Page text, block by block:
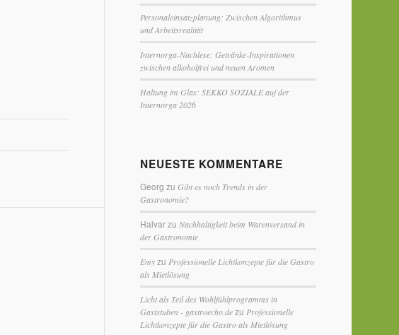
Personaleinsatzplanung: Zwischen Algorithmus
und Arbeitsrealität
Internorga-Nachlese: Getränke-Inspirationen
zwischen alkoholfrei und neuen Aromen
Haltung im Glas: SEKKO SOZIALE auf der
Internorga 2026
NEUESTE KOMMENTARE
Georg zuGibt es noch Trends in der
Gastronomie?
Halvarzu Nachhaltigkeit beim Warenversand in
der Gastronomie
Emyzu Professionelle Lichtkonzepte für die Gastro
als Mietlösung
Licht als Teil des Wohlfühlprogramms in
Gaststuben - gastroecho.dezu Professionelle
Lichtkonzepte für die Gastro als Mietlösung